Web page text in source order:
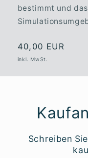
bestimmt und
Normaler
Preis
40,00 EUR
inkl. MwSt.
Schreiben